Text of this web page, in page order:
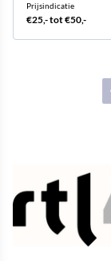
Prijsindicatie
€25,- tot €50,-